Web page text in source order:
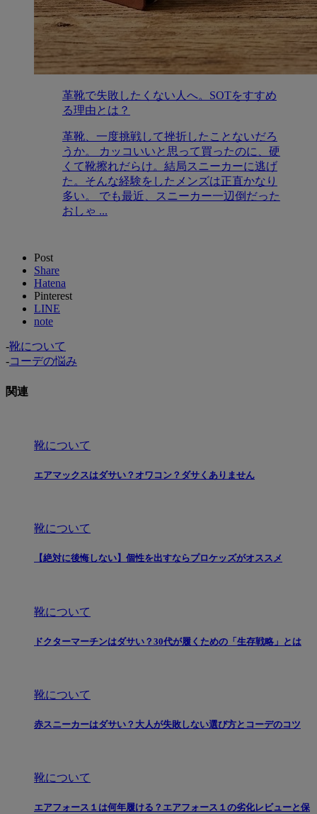
革靴で失敗したくない人へ。SOTをすすめ
る理由とは？
革靴、一度挑戦して挫折したことないだろ
うか。 カッコいいと思って買ったのに、硬
くて靴擦れだらけ。結局スニーカーに逃げ
た。そんな経験をしたメンズは正直かなり
多い。 でも最近、スニーカー一辺倒だった
おしゃ ...
Post
Share
Hatena
Pinterest
LINE
note
-靴について
-コーデの悩み
関連
靴について
エアマックスはダサい？オワコン？ダサくありません
靴について
【絶対に後悔しない】個性を出すならプロケッズがオススメ
靴について
ドクターマーチンはダサい？30代が履くための「生存戦略」とは
靴について
赤スニーカーはダサい？大人が失敗しない選び方とコーデのコツ
靴について
エアフォース１は何年履ける？エアフォース１の劣化レビューと保